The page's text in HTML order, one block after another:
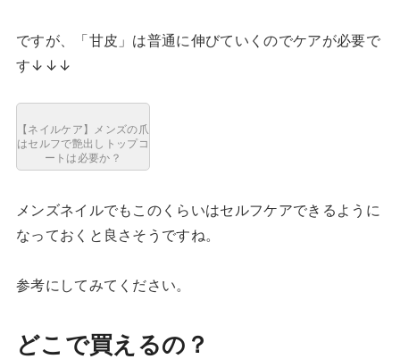
ですが、「甘皮」は普通に伸びていくのでケアが必要で
す↓↓↓
【ネイルケア】メンズの爪
はセルフで艶出しトップコ
ートは必要か？
メンズネイルでもこのくらいはセルフケアできるように
なっておくと良さそうですね。
参考にしてみてください。
どこで買えるの？